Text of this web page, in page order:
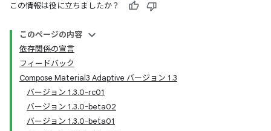
この情報は役に立ちましたか？
このページの内容
依存関係の宣言
フィードバック
Compose Material3 Adaptive バージョン 1.3
バージョン 1.3.0-rc01
バージョン 1.3.0-beta02
バージョン 1.3.0-beta01